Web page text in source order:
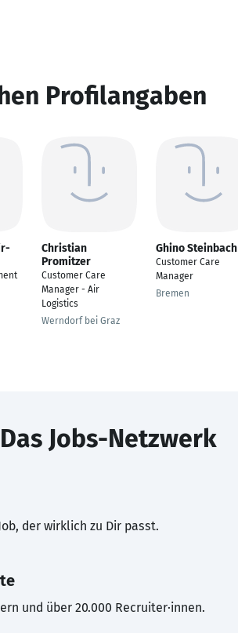
Profilangaben
Christian
Promitzer
Customer Care
Manager - Air
Logistics
Werndorf bei Graz
Ghino Steinbach
Customer Care
Manager
Bremen
Jobs-Netzwerk
der wirklich zu Dir passt.
und über 20.000 Recruiter·innen.